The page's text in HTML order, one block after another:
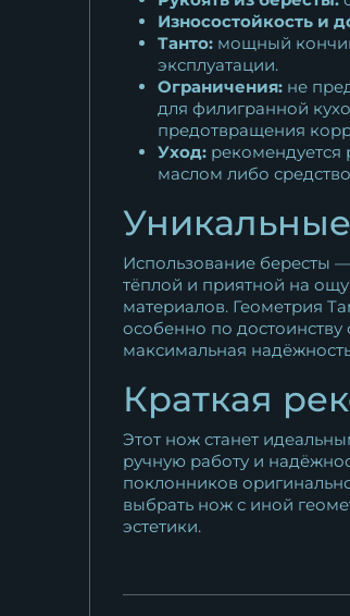
Износостойкость и
Танто: мощный
эксплуатации.
Ограничения: не
для филигранной
предотвращения
Уход:
маслом либо
Использование бересты —
тёплой и приятной на
материалов. Геометрия
особенно по
максимальная
Краткая
Этот нож станет
ручную работу и
поклонников
выбрать нож с иной
эстетики.